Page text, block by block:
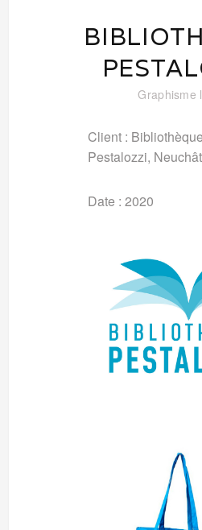
Graphisme
Client :
Pestalozzi,
Date : 2020